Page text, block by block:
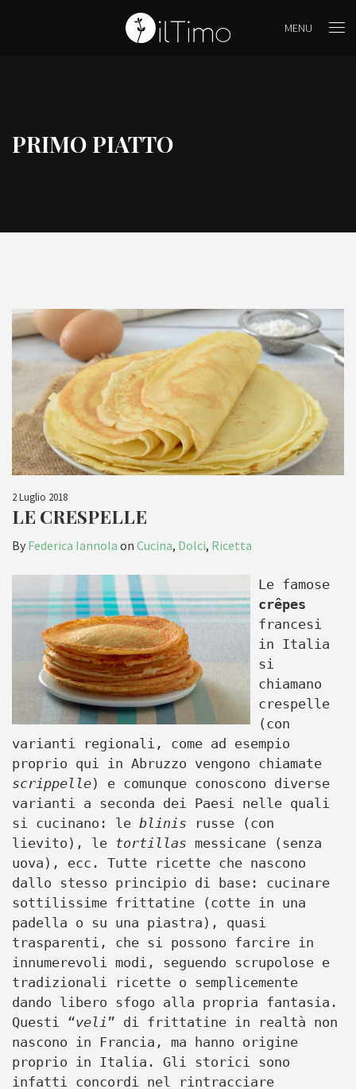
MENU
PRIMO PIATTO
2 Luglio 2018
LE CRESPELLE
By Federica Iannola on Cucina, Dolci, Ricetta
Le famose
crêpes
francesi
in Italia
si
chiamano
crespelle
(con
varianti regionali, come ad esempio
proprio qui in Abruzzo vengono chiamate
scrippelle) e comunque conoscono diverse
varianti a seconda dei Paesi nelle quali
si cucinano: le blinis russe (con
lievito), le tortillas messicane (senza
uova), ecc. Tutte ricette che nascono
dallo stesso principio di base: cucinare
sottilissime frittatine (cotte in una
padella o su una piastra), quasi
trasparenti, che si possono farcire in
innumerevoli modi, seguendo scrupolose e
tradizionali ricette o semplicemente
dando libero sfogo alla propria fantasia.
Questi “veli” di frittatine in realtà non
nascono in Francia, ma hanno origine
proprio in Italia. Gli storici sono
infatti concordi nel rintracciare